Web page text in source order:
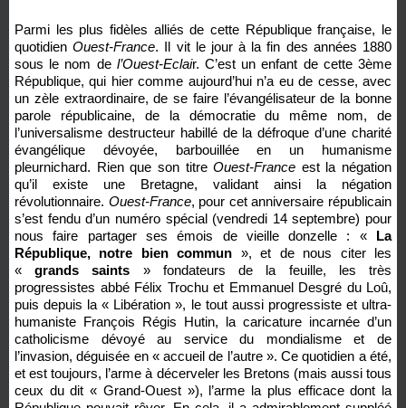
Parmi les plus fidèles alliés de cette République française, le
quotidienOuest-France. Il vit le jour à la fin des années 1880
sous le nom de l’Ouest-Eclair. C’est un enfant de cette 3ème
République, qui hier comme aujourd’hui n’a eu de cesse, avec
un zèle extraordinaire, de se faire l’évangélisateur de la bonne
parole républicaine, de la démocratie du même nom, de
l’universalisme destructeur habillé de la défroque d’une charité
évangélique dévoyée, barbouillée en un humanisme
pleurnichard. Rien que son titreOuest-France est la négation
qu’il existe une Bretagne, validant ainsi la négation
révolutionnaire. Ouest-France, pour cet anniversaire républicain
s’est fendu d’un numéro spécial (vendredi 14 septembre) pour
nous faire partager ses émois de vieille donzelle : « La
République, notre bien commun », et de nous citer les
«grands saints » fondateurs de la feuille, les très
progressistes abbé Félix Trochu et Emmanuel Desgré du Loû,
puis depuis la « Libération », le tout aussi progressiste et ultra-
humaniste François Régis Hutin, la caricature incarnée d’un
catholicisme dévoyé au service du mondialisme et de
l’invasion, déguisée en « accueil de l’autre ». Ce quotidien a été,
et est toujours, l’arme à décerveler les Bretons (mais aussi tous
ceux du dit « Grand-Ouest »), l’arme la plus efficace dont la